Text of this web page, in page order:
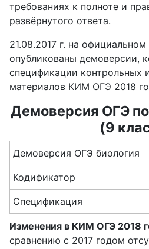
требованиях к полноте и
развёрнутого ответа.
21.08.2017 г. на
опубликованы демоверсии,
спецификации контрольных
материалов КИМ ОГЭ 2018
Демоверсия ОГЭ
(9
Демоверсия ОГЭ биология
Кодификатор
Спецификация
Изменения в КИМ ОГЭ 2018
сравнению с 2017 годом